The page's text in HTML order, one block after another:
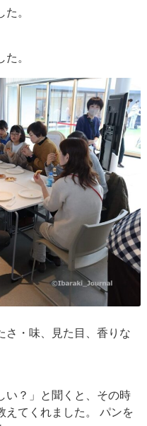
。
。
さ・味、見た目、香りな
い？」と聞くと、その時
えてくれました。 パンを